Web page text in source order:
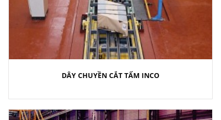
DÂY CHUYỀN CẮT TẤM INCO